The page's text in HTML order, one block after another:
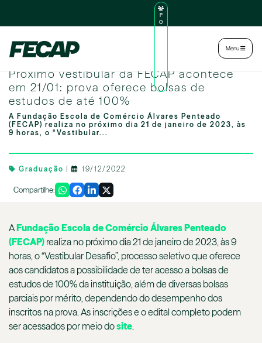
P
O
U
N
O
Menu
Próximo vestibular da FECAP acontece
em 21/01: prova oferece bolsas de
estudos de até 100%
A Fundação Escola de Comércio Álvares Penteado
(FECAP) realiza no próximo dia 21 de janeiro de 2023, às
9 horas, o “Vestibular...
Graduação 19/12/2022
Compartilhe:
AFundação Escola de Comércio Álvares Penteado
(FECAP) realiza no próximo dia 21 de janeiro de 2023, às 9
horas, o “Vestibular Desafio”, processo seletivo que oferece
aos candidatos a possibilidade de ter acesso a bolsas de
estudos de 100% da instituição, além de diversas bolsas
parciais por mérito, dependendo do desempenho dos
inscritos na prova. As inscrições e o edital completo podem
ser acessados por meio dosite.